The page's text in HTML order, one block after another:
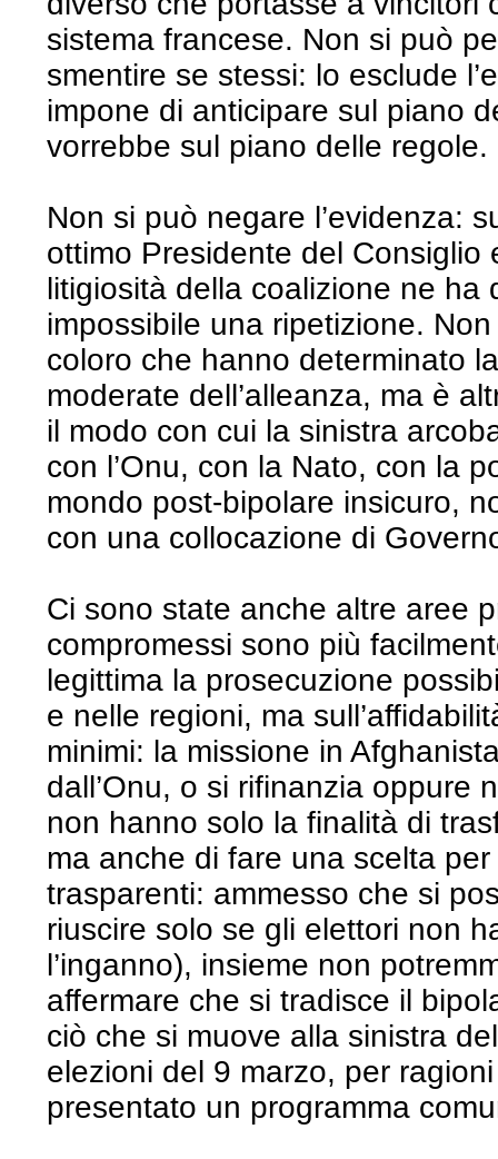
sistema francese. Non si può
smentire se stessi: lo esclude
impone di anticipare sul piano
vorrebbe sul piano delle regole.
Non si può negare l’evidenza:
ottimo Presidente del Consiglio
litigiosità della coalizione ne ha
impossibile una ripetizione.
coloro che hanno determinato
moderate dell’alleanza, ma è
il modo con cui la sinistra
con l’Onu, con la Nato, con la
mondo post-bipolare insicuro,
con una collocazione di
Ci sono state anche altre aree
compromessi sono più
legittima la prosecuzione
e nelle regioni, ma
minimi: la missione in
dall’Onu, o si rifinanzia oppure
non hanno solo la finalità di
ma anche di fare una scelta
trasparenti: ammesso che si
riuscire solo se gli elettori non
l’inganno), insieme non
affermare che si tradisce il
ciò che si muove alla sinistra
elezioni del 9 marzo, per
presentato un programma